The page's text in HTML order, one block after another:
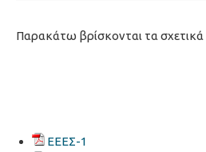
Παρακάτω βρίσκονται τα
ΕΕΕΣ-1